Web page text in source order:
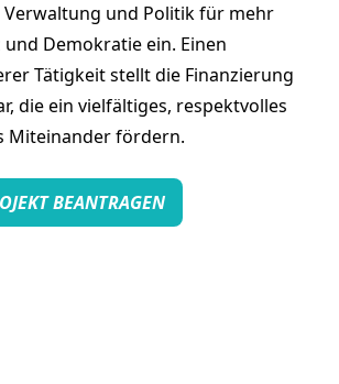
Verwaltung und Politik für mehr
Demokratie ein. Einen
Tätigkeit stellt die Finanzierung
die ein vielfältiges, respektvolles
Miteinander fördern.
BEANTRAGEN